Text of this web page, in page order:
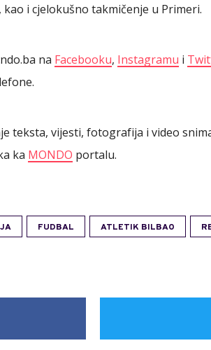
i cjelokušno takmičenje u Primeri.
na Facebooku, Instagramu i
teksta, vijesti, fotografija i video
ka MONDO portalu.
FUDBAL ATLETIK BILBAO